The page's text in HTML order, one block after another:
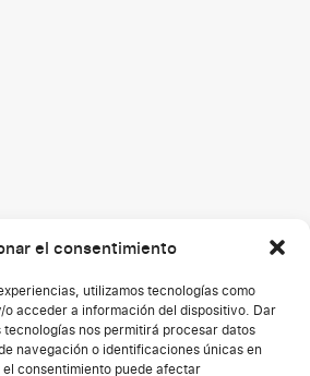
el consentimiento
utilizamos tecnologías como
acceder a información del dispositivo. Dar
nos permitirá procesar datos
navegación o identificaciones únicas en
consentimiento puede afectar